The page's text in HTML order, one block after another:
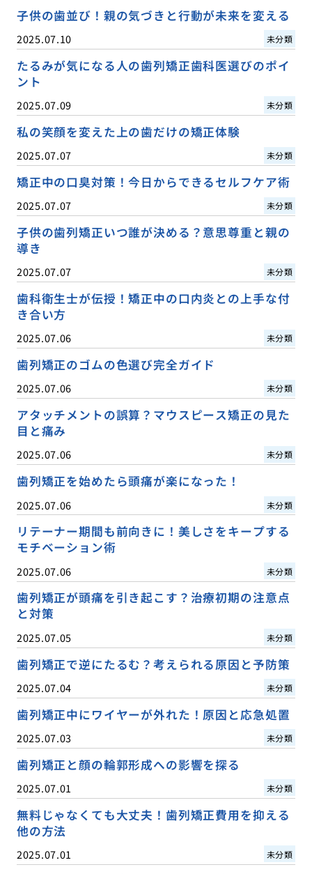
子供の歯並び！親の気づきと行動が未来を変える
2025.07.10 未分類
たるみが気になる人の歯列矯正歯科医選びのポイ
ント
2025.07.09 未分類
私の笑顔を変えた上の歯だけの矯正体験
2025.07.07 未分類
矯正中の口臭対策！今日からできるセルフケア術
2025.07.07 未分類
子供の歯列矯正いつ誰が決める？意思尊重と親の
導き
2025.07.07 未分類
歯科衛生士が伝授！矯正中の口内炎との上手な付
き合い方
2025.07.06 未分類
歯列矯正のゴムの色選び完全ガイド
2025.07.06 未分類
アタッチメントの誤算？マウスピース矯正の見た
目と痛み
2025.07.06 未分類
歯列矯正を始めたら頭痛が楽になった！
2025.07.06 未分類
リテーナー期間も前向きに！美しさをキープする
モチベーション術
2025.07.06 未分類
歯列矯正が頭痛を引き起こす？治療初期の注意点
と対策
2025.07.05 未分類
歯列矯正で逆にたるむ？考えられる原因と予防策
2025.07.04 未分類
歯列矯正中にワイヤーが外れた！原因と応急処置
2025.07.03 未分類
歯列矯正と顔の輪郭形成への影響を探る
2025.07.01 未分類
無料じゃなくても大丈夫！歯列矯正費用を抑える
他の方法
2025.07.01 未分類